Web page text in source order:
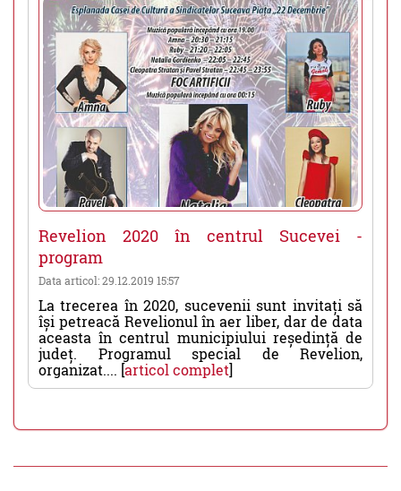
Revelion 2020 în centrul Sucevei -
program
Data articol: 29.12.2019 15:57
La trecerea în 2020, sucevenii sunt invitați să
își petreacă Revelionul în aer liber, dar de data
aceasta în centrul municipiului reședință de
județ. Programul special de Revelion,
organizat.... [articol complet]